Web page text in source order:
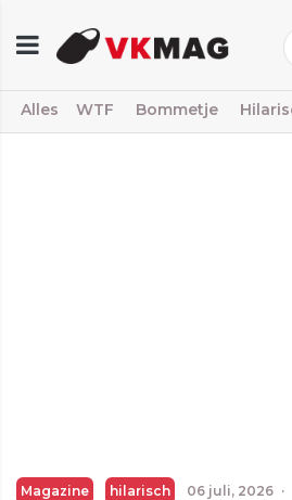
Alles WTF Bommetje
Magazine hilarisch 06 juli, 2026 ·